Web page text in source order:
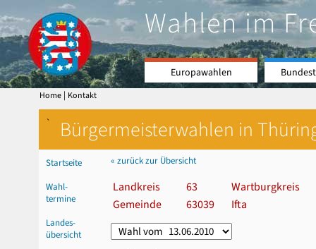
Wahlen im
Europawahlen
Home | Kontakt
` Bürgermeisterwahlen in
Startseite
Wahl-
termine
Landes-
übersicht
« zurück zur Übersicht
Landkreis 63
Wartburgkreis
Gemeinde
63039 Ifta